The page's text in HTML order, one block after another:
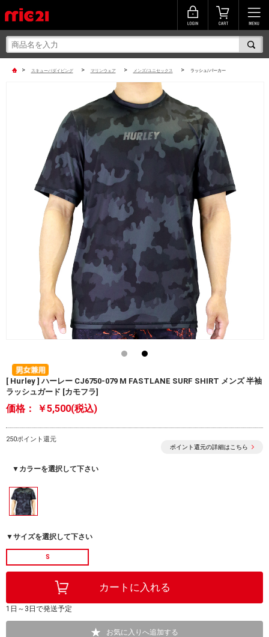
> スキューバダイビング > マリンウェア > メンズ/ユニセックス > ラッシュ/パーカー
[ Hurley ] ハーレー CJ6750-079 M FASTLANE SURF SHIRT メンズ 半袖
ラッシュガード [カモフラ]
価格： ￥5,500(税込)
250ポイント還元
ポイント還元の詳細はこちら
▼カラーを選択して下さい
▼サイズを選択して下さい
S
1日～3日で発送予定
お気に入りへ追加する